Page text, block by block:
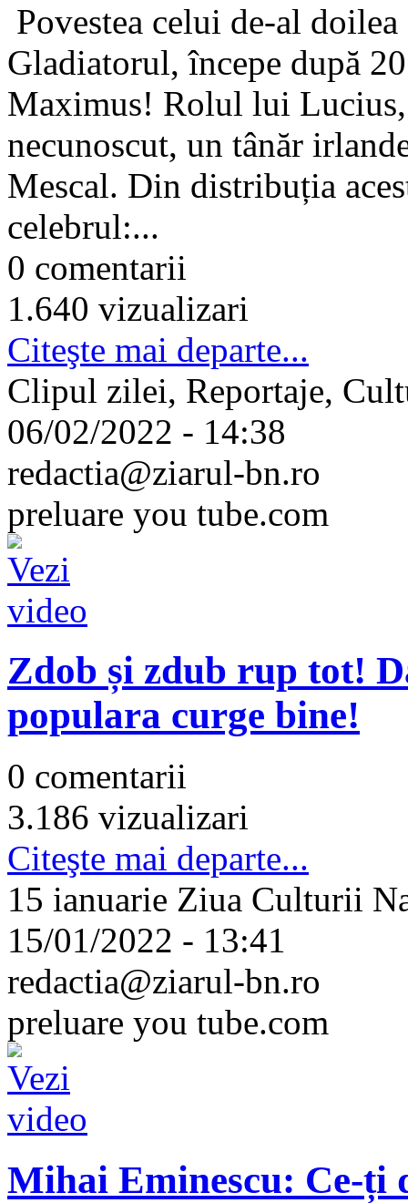
Povestea celui de-al
Gladiatorul, începe după
Maximus! Rolul lui Lucius,
necunoscut, un tânăr
Mescal. Din distribuția
celebrul:...
0 comentarii
1.640 vizualizari
Citeşte mai departe...
Clipul zilei, Reportaje,
06/02/2022 - 14:38
redactia@ziarul-bn.ro
preluare you tube.com
Zdob și zdub rup tot!
populara curge bine!
0 comentarii
3.186 vizualizari
Citeşte mai departe...
15 ianuarie Ziua Culturii
15/01/2022 - 13:41
redactia@ziarul-bn.ro
preluare you tube.com
Mihai Eminescu: Ce-ți